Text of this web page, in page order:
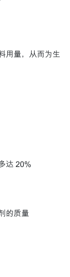
用量，从而为生
达 20%
的质量